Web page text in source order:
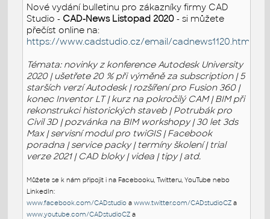
Nové vydání bulletinu pro zákazníky firmy CAD
Studio - CAD-News Listopad 2020 - si můžete
přečíst online na:
https://www.cadstudio.cz/email/cadnews1120.htm
Témata: novinky z konference Autodesk University
2020 | ušetřete 20 % při výměně za subscription | 5
starších verzí Autodesk | rozšíření pro Fusion 360 |
konec Inventor LT | kurz na pokročilý CAM | BIM při
rekonstrukci historických staveb | Potrubák pro
Civil 3D | pozvánka na BIM workshopy | 30 let 3ds
Max | servisní modul pro twiGIS | Facebook
poradna | service packy | termíny školení | trial
verze 2021 | CAD bloky | videa | tipy | atd.
Můžete se k nám připojit i na Facebooku, Twitteru, YouTube nebo
LinkedIn:
www.facebook.com/CADstudio awww.twitter.com/CADstudioCZ a
www.youtube.com/CADstudioCZ a